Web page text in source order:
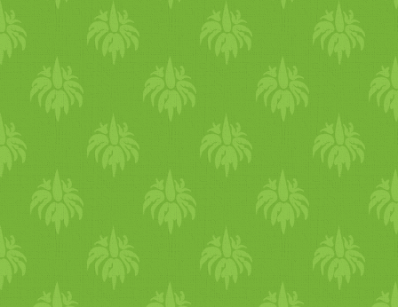
kb. 890 Ft Tippnek kaptuk
még az Aldit is, ahol
ugyancsak biót, és 900 Ft-ért
árulnak. Olajos mag krémek
Biobolt! Ezekből a
krémekből már elég sokfajta
kedvük mindig húst enni.
ilyenkor egy jól bevált
trükkhöz folyamodnak, a
receptekben lévő húst
valamilyen zöldséggel, pl.
tökkel cukkinivel, vagy